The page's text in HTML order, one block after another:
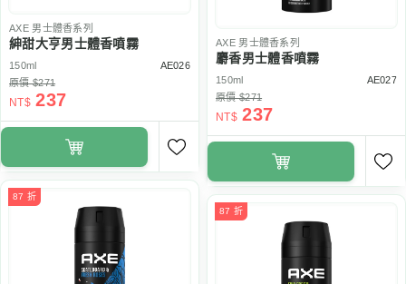
AXE男士體香系列
紳甜大亨男士體香噴霧
150ml
AE026
原價 $271
NT$ 237
AXE男士體香系列
麝香男士體香噴霧
150ml
AE027
原價 $271
NT$ 237
87 折
87 折